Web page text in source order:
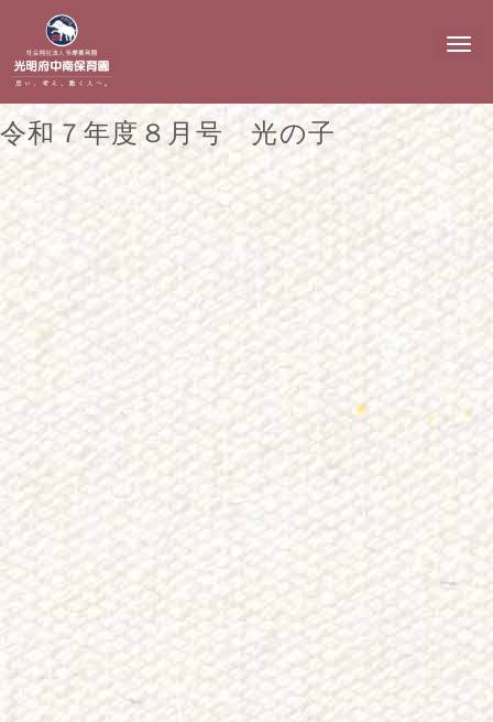
N
g
a
令和７年度８月号 光の子